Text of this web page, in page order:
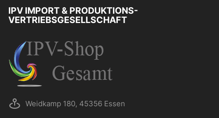
IPV IMPORT & PRODUKTIONS-
VERTRIEBSGESELLSCHAFT
Weidkamp 180, 45356 Essen